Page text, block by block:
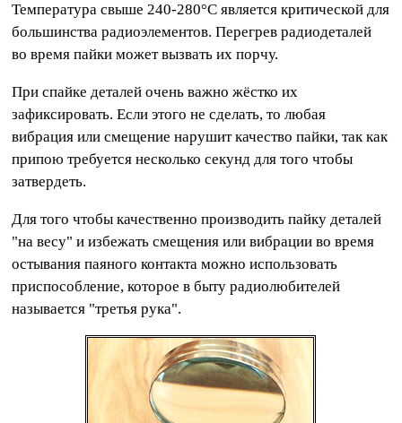
Температура свыше 240-280°C является критической для
большинства радиоэлементов. Перегрев радиодеталей
во время пайки может вызвать их порчу.
При спайке деталей очень важно жёстко их
зафиксировать. Если этого не сделать, то любая
вибрация или смещение нарушит качество пайки, так как
припою требуется несколько секунд для того чтобы
затвердеть.
Для того чтобы качественно производить пайку деталей
"на весу" и избежать смещения или вибрации во время
остывания паяного контакта можно использовать
приспособление, которое в быту радиолюбителей
называется "третья рука".